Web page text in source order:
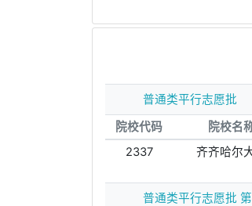
普通类平行志愿批
院校代码
院校名
2337
齐齐哈尔
普通类平行志愿批